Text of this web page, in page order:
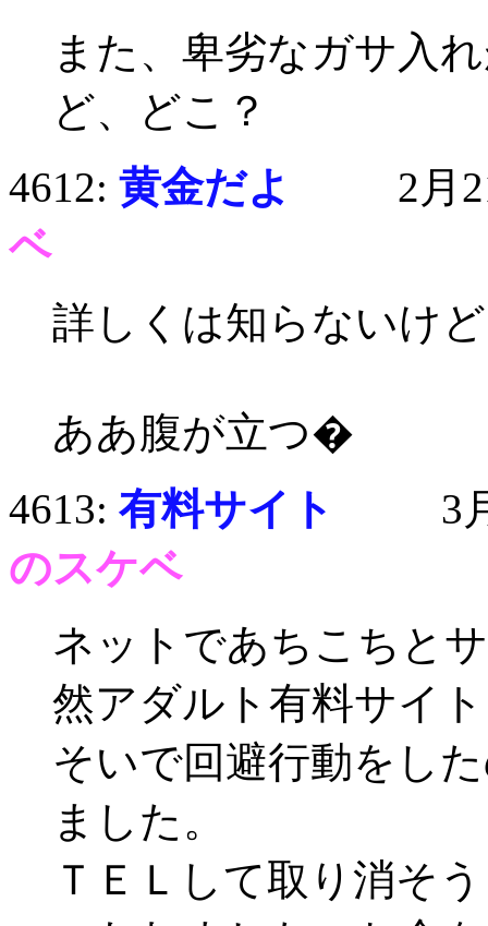
また、卑劣なガサ入
ど、どこ？
4612: 黄金だよ
2月21
ベ
詳しくは知らないけど
ああ腹が立つ�
4613: 有料サイト
3月
のスケベ
ネットであちこちと
然アダルト有料サイ
そいで回避行動をし
ました。
ＴＥＬして取り消そ